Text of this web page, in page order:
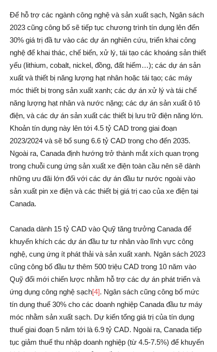
Để hỗ trợ các ngành công nghệ và sản xuất sạch, Ngân sách
2023 cũng công bố sẽ tiếp tục chương trình tín dụng lên đến
30% giá trị đầ tư vào các dự án nghiên cứu, triển khai công
nghệ để khai thác, chế biến, xử lý, tái tạo các khoáng sản thiết
yếu (lithium, cobalt, nickel, đồng, đất hiếm…); các dự án sản
xuất và thiết bị năng lượng hạt nhân hoặc tái tạo; các máy
móc thiết bị trong sản xuất xanh; các dự án xử lý và tái chế
năng lượng hạt nhân và nước nặng; các dự án sản xuất ô tô
điện, và các dự án sản xuất các thiết bị lưu trữ điện năng lớn.
Khoản tín dụng này lên tới 4.5 tỷ CAD trong giai đoạn
2023/2024 và sẽ bổ sung 6.6 tỷ CAD trong cho đến 2035.
Ngoài ra, Canada định hướng trở thành mắt xích quan trọng
trong chuỗi cung ứng sản xuất xe điện toàn cầu nên sẽ dành
những ưu đãi lớn đối với các dự án đầu tư nước ngoài vào
sản xuất pin xe điện và các thiết bị giá trị cao của xe điện tại
Canada.
Canada dành 15 tỷ CAD vào Quỹ tăng trưởng Canada để
khuyến khích các dự án đầu tư tư nhân vào lĩnh vực công
nghệ, cung ứng ít phát thải và sản xuất xanh. Ngân sách 2023
cũng công bố đầu tư thêm 500 triệu CAD trong 10 năm vào
Quỹ đổi mới chiến lược nhằm hỗ trợ các dự án phát triển và
ứng dụng công nghệ sạch[4]. Ngân sách cũng công bố mức
tín dụng thuế 30% cho các doanh nghiệp Canada đầu tư máy
móc nhằm sản xuất sạch. Dự kiến tổng giá trị của tín dụng
thuế giai đoạn 5 năm tới là 6.9 tỷ CAD. Ngoài ra, Canada tiếp
tục giảm thuế thu nhập doanh nghiệp (từ 4.5-7.5%) để khuyến